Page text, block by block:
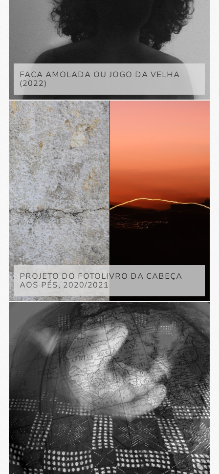
FACA AMOLADA OU JOGO DA VELHA
(2022)
PROJETO DO FOTOLIVRO DA CABEÇA
AOS PÉS, 2020/2021